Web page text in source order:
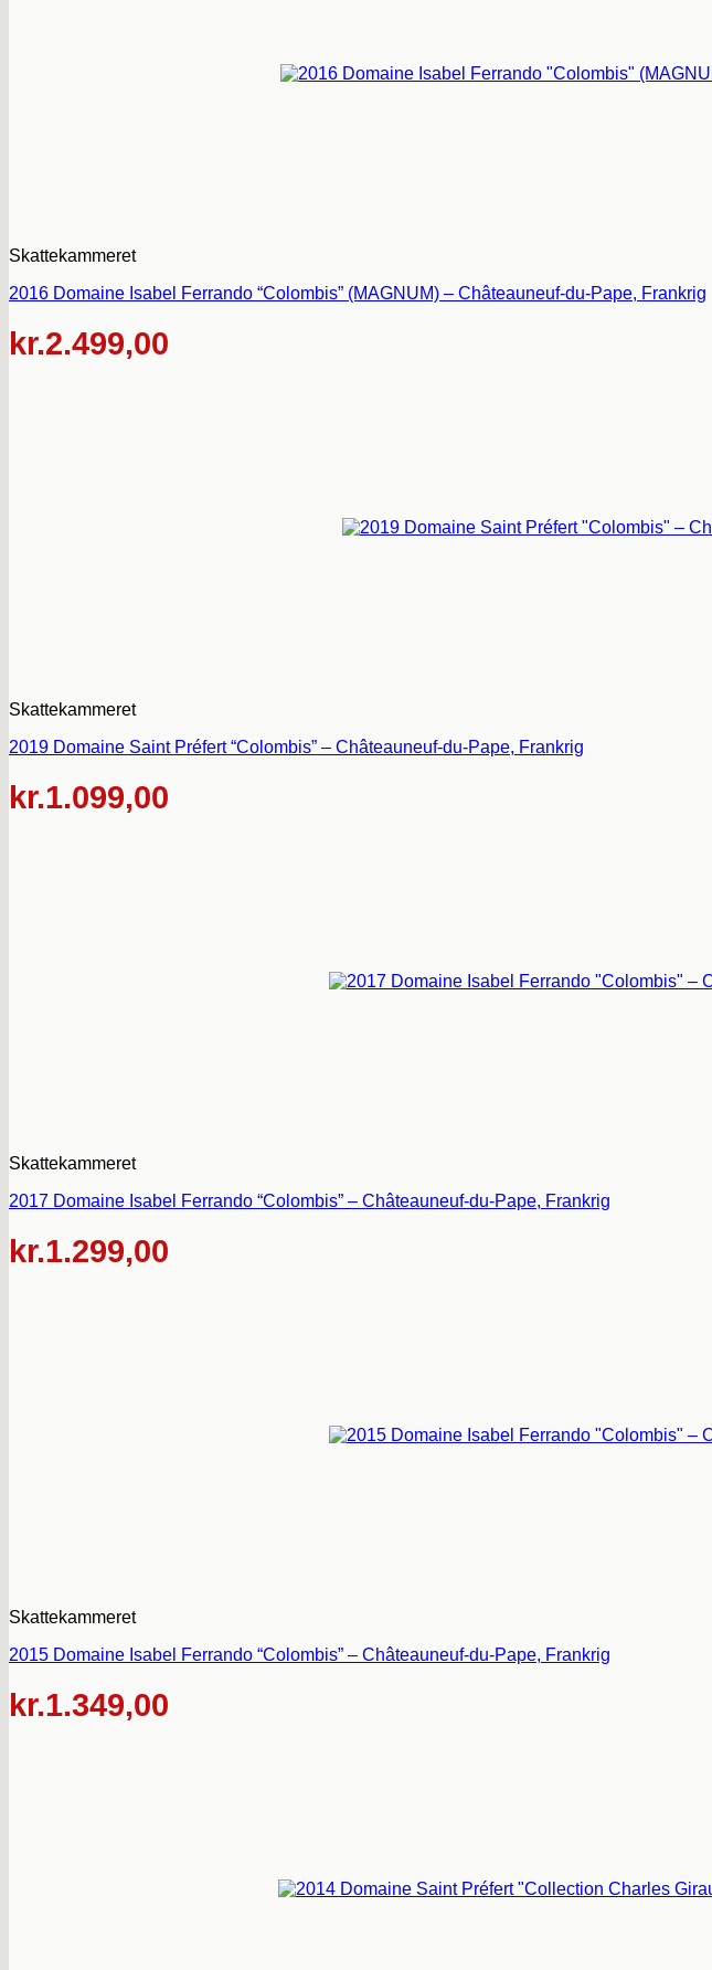
Skattekammeret
2016 Domaine Isabel Ferrando “Colombis” (MAGNUM) – Châteauneuf-du-Pape, Frankrig
kr.2.499,00
Skattekammeret
2019 Domaine Saint Préfert “Colombis” – Châteauneuf-du-Pape, Frankrig
kr.1.099,00
Skattekammeret
2017 Domaine Isabel Ferrando “Colombis” – Châteauneuf-du-Pape, Frankrig
kr.1.299,00
Skattekammeret
2015 Domaine Isabel Ferrando “Colombis” – Châteauneuf-du-Pape, Frankrig
kr.1.349,00